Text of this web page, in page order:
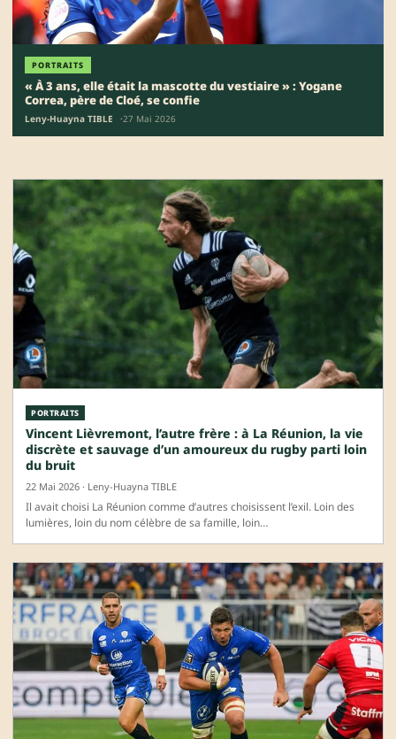
PORTRAITS
« À 3 ans, elle était la mascotte du vestiaire » : Yogane
Correa, père de Cloé, se confie
Leny-Huayna TIBLE 27 Mai 2026
Tous les articles
PORTRAITS
Vincent Lièvremont, l’autre frère : à La Réunion, la vie
discrète et sauvage d’un amoureux du rugby parti loin
du bruit
22 Mai 2026 · Leny-Huayna TIBLE
Il avait choisi La Réunion comme d’autres choisissent l’exil. Loin des
lumières, loin du nom célèbre de sa famille, loin…